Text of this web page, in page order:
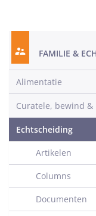
FAMILIE &
Alimentatie
Curatele, bewind
Echtscheiding
Artikelen
Columns
Documenten